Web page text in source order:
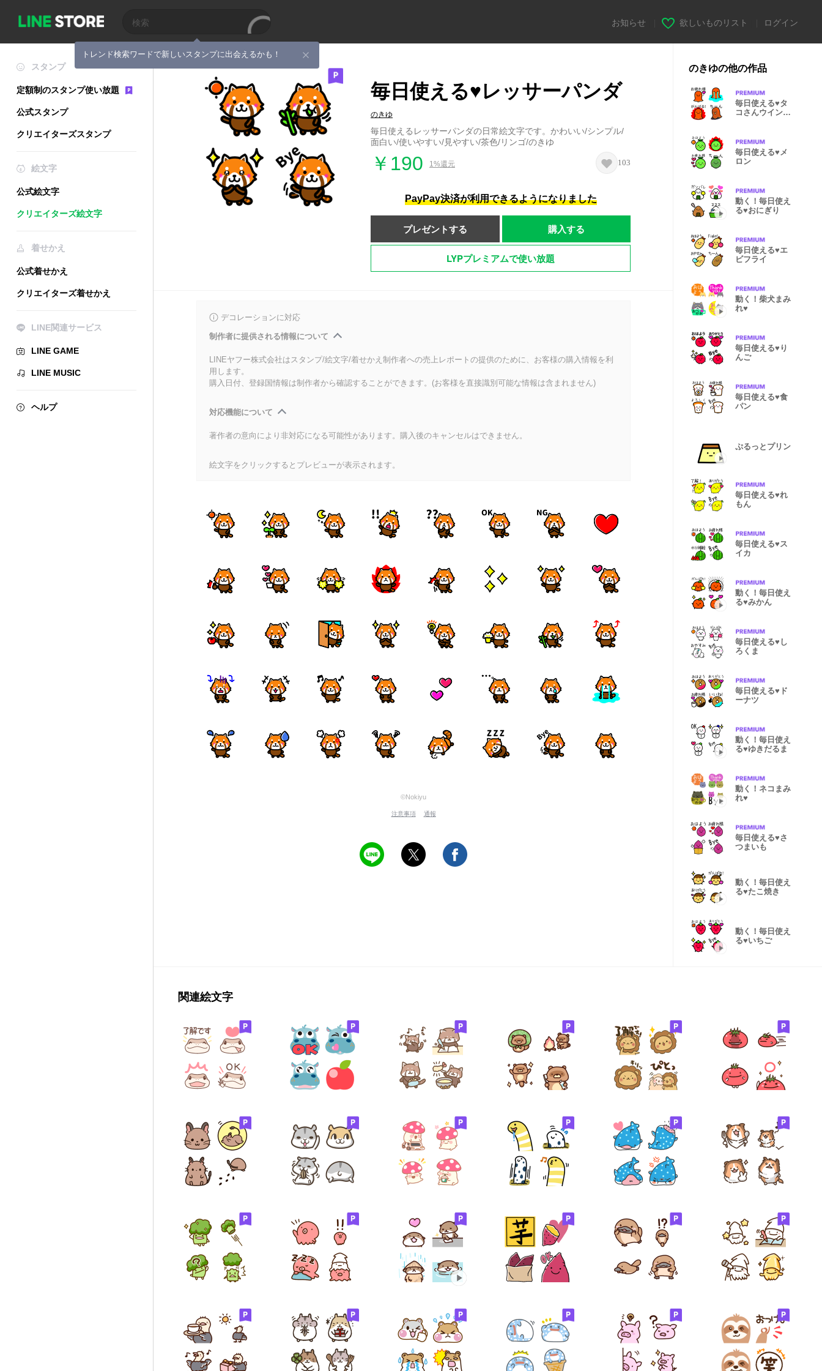
トレンド検索ワードで新しいスタンプに出会えるかも！
お知らせ 欲しいものリスト ログイン
スタンプ
定額制のスタンプ使い放題
公式スタンプ
クリエイターズスタンプ
絵文字
公式絵文字
クリエイターズ絵文字
着せかえ
公式着せかえ
クリエイターズ着せかえ
LINE関連サービス
LINE GAME
LINE MUSIC
ヘルプ
毎日使える♥レッサーパンダ
のきゆ
毎日使えるレッサーパンダの日常絵文字です。かわいい/シンプル/
面白い/使いやすい/見やすい/茶色/リンゴ/のきゆ
￥190 1%還元 103
PayPay決済が利用できるようになりました
プレゼントする 購入する
LYPプレミアムで使い放題
デコレーションに対応
制作者に提供される情報について
LINEヤフー株式会社はスタンプ/絵文字/着せかえ制作者への売上レポートの提供のために、お客様の購入情報を利
用します。
購入日付、登録国情報は制作者から確認することができます。(お客様を直接識別可能な情報は含まれません)
対応機能について
著作者の意向により非対応になる可能性があります。購入後のキャンセルはできません。
絵文字をクリックするとプレビューが表示されます。
©Nokiyu
注意事項 通報
のきゆの他の作品
毎日使える♥タ
コさんウインナ
毎日使える♥メ
ロン
動く！毎日使え
る♥おにぎり
毎日使える♥エ
ビフライ
動く！柴犬まみ
れ♥
毎日使える♥り
んご
毎日使える♥食
パン
ぷるっとプリン
毎日使える♥れ
もん
毎日使える♥ス
イカ
動く！毎日使え
る♥みかん
毎日使える♥し
ろくま
毎日使える♥ド
ーナツ
動く！毎日使え
る♥ゆきだるま
動く！ネコまみ
れ♥
毎日使える♥さ
つまいも
動く！毎日使え
る♥たこ焼き
動く！毎日使え
る♥いちご
関連絵文字